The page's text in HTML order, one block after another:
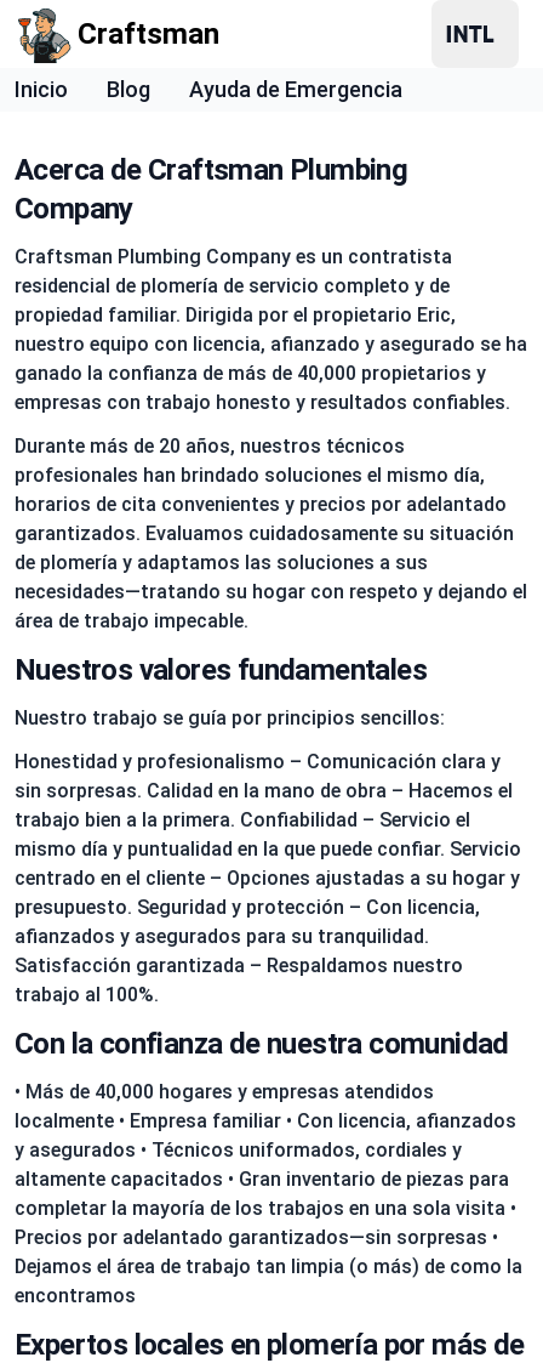
Craftsman
Inicio Blog Ayuda de Emergencia
Acerca de Craftsman Plumbing
Company
Craftsman Plumbing Company es un contratista
residencial de plomería de servicio completo y de
propiedad familiar. Dirigida por el propietario Eric,
nuestro equipo con licencia, afianzado y asegurado se ha
ganado la confianza de más de 40,000 propietarios y
empresas con trabajo honesto y resultados confiables.
Durante más de 20 años, nuestros técnicos
profesionales han brindado soluciones el mismo día,
horarios de cita convenientes y precios por adelantado
garantizados. Evaluamos cuidadosamente su situación
de plomería y adaptamos las soluciones a sus
necesidades—tratando su hogar con respeto y dejando el
área de trabajo impecable.
Nuestros valores fundamentales
Nuestro trabajo se guía por principios sencillos:
Honestidad y profesionalismo – Comunicación clara y
sin sorpresas. Calidad en la mano de obra – Hacemos el
trabajo bien a la primera. Confiabilidad – Servicio el
mismo día y puntualidad en la que puede confiar. Servicio
centrado en el cliente – Opciones ajustadas a su hogar y
presupuesto. Seguridad y protección – Con licencia,
afianzados y asegurados para su tranquilidad.
Satisfacción garantizada – Respaldamos nuestro
trabajo al 100%.
Con la confianza de nuestra comunidad
• Más de 40,000 hogares y empresas atendidos
localmente • Empresa familiar • Con licencia, afianzados
y asegurados • Técnicos uniformados, cordiales y
altamente capacitados • Gran inventario de piezas para
completar la mayoría de los trabajos en una sola visita •
Precios por adelantado garantizados—sin sorpresas •
Dejamos el área de trabajo tan limpia (o más) de como la
encontramos
Expertos locales en plomería por más de